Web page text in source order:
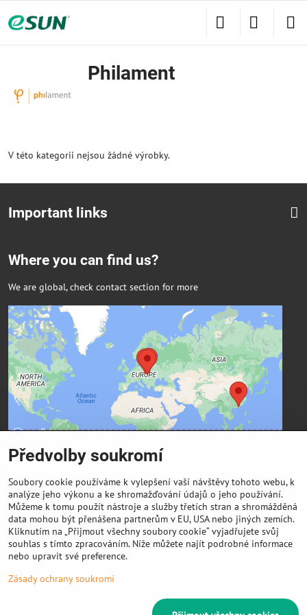
Philament
V této kategorii nejsou žádné výrobky.
Important links
Where you can find us?
We are global, check contact section for more
Externí obsah je blokován Volbami
soukromí
Přejete si načíst externí obsah?
Povolit a zapamatovat - souhlas s druhem cookie:
Funkční
Kontaktní údaje
FIBER3D Co., limited
Phone:
+86 131 4701 8937 (China) - hlavní sídlo
E-mail:
info @ 3DeSun.cz
Předvolby soukromí
Soubory cookie používáme k vylepšení vaší návštěvy tohoto webu, k
analýze jeho výkonu a ke shromažďování údajů o jeho používání.
Můžeme k tomu použít nástroje a služby třetích stran a shromážděná
data mohou být přenášena partnerům v EU, USA nebo jiných zemích.
Kliknutím na „Přijmout všechny soubory cookie“ vyjadřujete svůj
souhlas s tímto zpracováním. Níže můžete najít podrobné informace
nebo upravit své preference.
Zásady ochrany soukromí